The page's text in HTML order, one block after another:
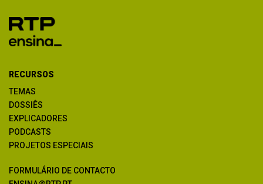
RECURSOS
TEMAS
DOSSIÊS
EXPLICADORES
PODCASTS
PROJETOS ESPECIAIS
FORMULÁRIO DE CONTACTO